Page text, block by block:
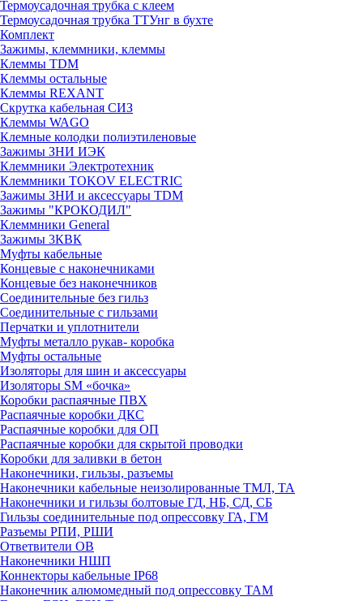
Термоусадочная трубка с клеем
Термоусадочная трубка ТТУнг в бухте
Комплект
Зажимы, клеммники, клеммы
Клеммы TDM
Клеммы остальные
Клеммы REXANT
Скрутка кабельная СИЗ
Клеммы WAGO
Клемные колодки полиэтиленовые
Зажимы ЗНИ ИЭК
Клеммники Электротехник
Клеммники TOKOV ELECTRIC
Зажимы ЗНИ и аксессуары TDM
Зажимы "КРОКОДИЛ"
Клеммники General
Зажимы 3КВК
Муфты кабельные
Концевые с наконечниками
Концевые без наконечников
Соединительные без гильз
Соединительные с гильзами
Перчатки и уплотнители
Муфты металло рукав- коробка
Муфты остальные
Изоляторы для шин и аксессуары
Изоляторы SM «бочка»
Коробки распаячные ПВХ
Распаячные коробки ДКС
Распаячные коробки для ОП
Распаячные коробки для скрытой проводки
Коробки для заливки в бетон
Наконечники, гильзы, разъемы
Наконечники кабельные неизолированные ТМЛ, ТА
Наконечники и гильзы болтовые ГД, НБ, СД, СБ
Гильзы соединительные под опрессовку ГА, ГМ
Разъемы РПИ, РШИ
Ответвители ОВ
Наконечники НШП
Коннекторы кабельные IP68
Наконечник алюмомедный под опрессовку ТАМ